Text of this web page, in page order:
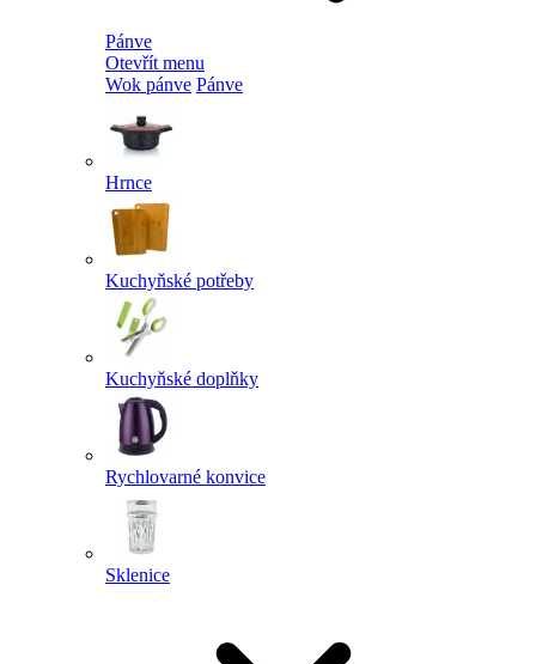
Pánve
Otevřít menu
Wok pánve Pánve
Hrnce
Kuchyňské potřeby
Kuchyňské doplňky
Rychlovarné konvice
Sklenice